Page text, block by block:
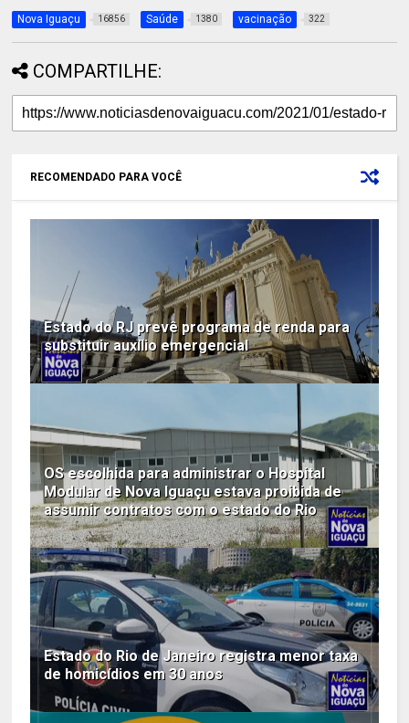
Nova Iguaçu 16856 Saúde 1380 vacinação 322
COMPARTILHE:
RECOMENDADO PARA VOCÊ
Estado do RJ prevê programa de renda para
substituir auxílio emergencial
OS escolhida para administrar o Hospital
Modular de Nova Iguaçu estava proibida de
assumir contratos com o estado do Rio
Estado do Rio de Janeiro registra menor taxa
de homicídios em 30 anos